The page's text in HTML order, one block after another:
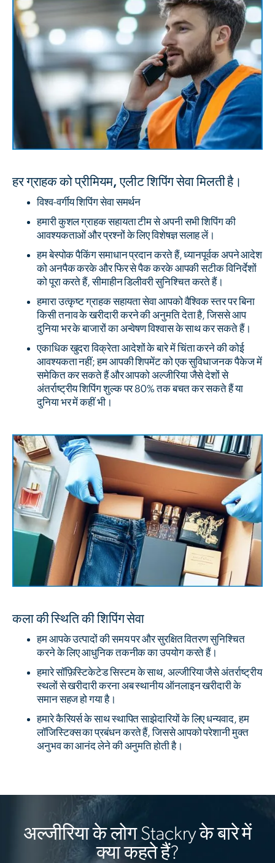
हर ग्राहक को प्रीमियम, एलीट शिपिंग सेवा मिलती है।
विश्व-वर्गीय शिपिंग सेवा समर्थन
हमारी कुशल ग्राहक सहायता टीम से अपनी सभी शिपिंग की
आवश्यकताओं और प्रश्नों के लिए विशेषज्ञ सलाह लें।
हम बेस्पोक पैकिंग समाधान प्रदान करते हैं, ध्यानपूर्वक अपने आदेश
को अनपैक करके और फिर से पैक करके आपकी सटीक विनिर्देशों
को पूरा करते हैं, सीमाहीन डिलीवरी सुनिश्चित करते हैं।
हमारा उत्कृष्ट ग्राहक सहायता सेवा आपको वैश्विक स्तर पर बिना
किसी तनाव के खरीदारी करने की अनुमति देता है, जिससे आप
दुनिया भर के बाजारों का अन्वेषण विश्वास के साथ कर सकते हैं।
एकाधिक खुदरा विक्रेता आदेशों के बारे में चिंता करने की कोई
आवश्यकता नहीं; हम आपकी शिपमेंट को एक सुविधाजनक पैकेज में
समेकित कर सकते हैं और आपको अल्जीरिया जैसे देशों से
अंतर्राष्ट्रीय शिपिंग शुल्क पर 80% तक बचत कर सकते हैं या
दुनिया भर में कहीं भी।
कला की स्थिति की शिपिंग सेवा
हम आपके उत्पादों की समय पर और सुरक्षित वितरण सुनिश्चित
करने के लिए आधुनिक तकनीक का उपयोग करते हैं।
हमारे सॉफ़िस्टिकेटेड सिस्टम के साथ, अल्जीरिया जैसे अंतर्राष्ट्रीय
स्थलों से खरीदारी करना अब स्थानीय ऑनलाइन खरीदारी के
समान सहज हो गया है।
हमारे कैरियर्स के साथ स्थापित साझेदारियों के लिए धन्यवाद, हम
लॉजिस्टिक्स का प्रबंधन करते हैं, जिससे आपको परेशानी मुक्त
अनुभव का आनंद लेने की अनुमति होती है।
अल्जीरिया के लोग Stackry के बारे में
क्या कहते हैं?